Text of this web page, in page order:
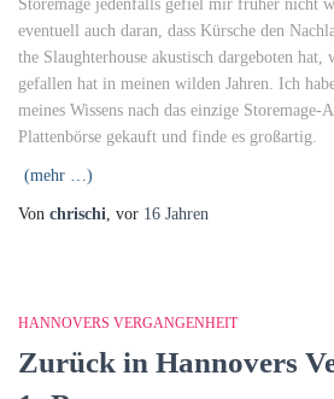
Storemage jedenfalls gefiel mir früher nicht
eventuell auch daran, dass Kürsche den
the Slaughterhouse akustisch dargeboten
gefallen hat in meinen wilden Jahren. Ich
meines Wissens nach das einzige
Plattenbörse gekauft und finde es großartig.
(mehr …)
Von chrischi, vor 16 Jahren
HANNOVERS VERGANGENHEIT
Zurück in Hannovers